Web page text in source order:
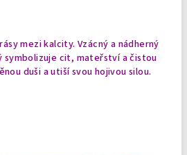
mezi kalcity. Vzácný a nádherný
cit, mateřství a čistou
duši a utiší svou hojivou silou.